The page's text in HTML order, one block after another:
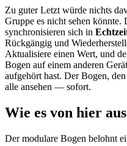
Zu guter Letzt würde nichts
Gruppe es nicht sehen
synchronisieren sich in
Rückgängig und
Aktualisiere einen Wert, und
Bogen auf einem anderen
aufgehört hast. Der Bogen,
alle ansehen — sofort.
Wie es von hier
Der modulare Bogen belohnt